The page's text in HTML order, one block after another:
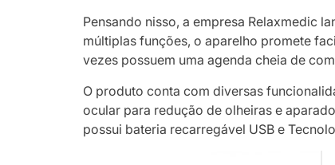
Pensando nisso, a empresa Relaxmedic
múltiplas funções, o aparelho promete
vezes possuem uma agenda cheia de
O produto conta com diversas
ocular para redução de olheiras e
possui bateria recarregável USB e